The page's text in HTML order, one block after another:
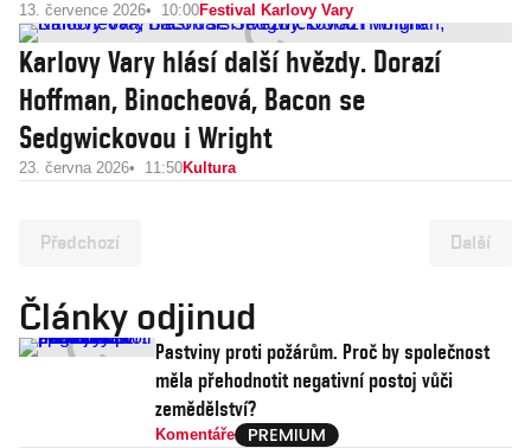
13. července 2026 10:00Festival Karlovy Vary
Karlovy Vary hlásí další hvězdy. Dorazí
Hoffman, Binocheová, Bacon se
Sedgwickovou i Wright
23. června 2026 11:50Kultura
Předchozí Další
Články odjinud
Pastviny proti požárům. Proč by společnost
měla přehodnotit negativní postoj vůči
zemědělství?
Komentáře